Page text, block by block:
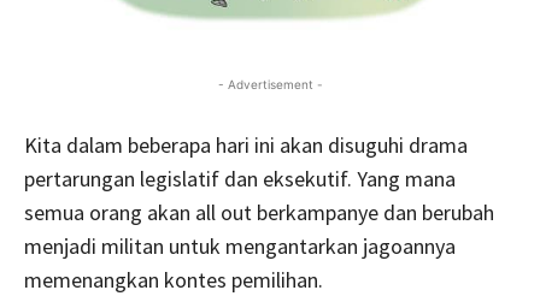
- Advertisement -
Kita dalam beberapa hari ini akan disuguhi drama
pertarungan legislatif dan eksekutif. Yang mana
semua orang akan all out berkampanye dan berubah
menjadi militan untuk mengantarkan jagoannya
memenangkan kontes pemilihan.